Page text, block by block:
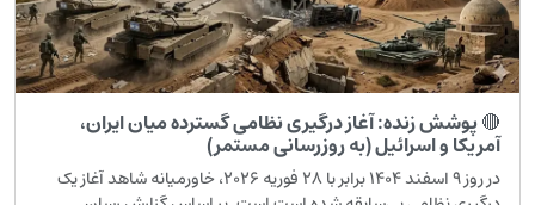
🔴 پوشش زنده: آغاز درگیری نظامی گسترده میان ایران،
آمریکا و اسرائیل (به روزرسانی مستمر)
در روز ۹ اسفند ۱۴۰۴ برابر با ۲۸ فوریه ۲۰۲۶، خاورمیانه شاهد آغاز یک